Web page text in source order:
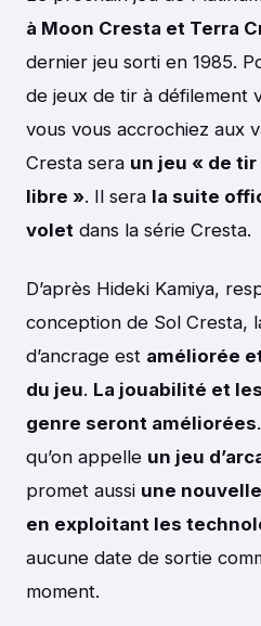
à Moon Cresta et Terra
dernier jeu sorti en 1985.
de jeux de tir à défilement
vous vous accrochiez aux
Cresta sera un jeu « de tir
libre ». Il sera la suite
volet dans la série Cresta.
D’après Hideki Kamiya,
conception de Sol Cresta,
d’ancrage est améliorée
du jeu. La jouabilité et
genre seront améliorées
qu’on appelle un jeu
promet aussi une
en exploitant les
aucune date de sortie
moment.